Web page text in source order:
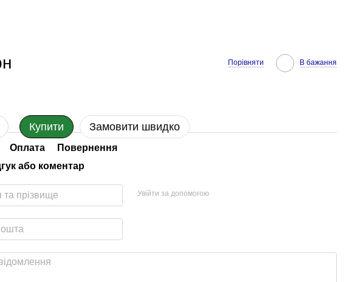
Порівняти В бажання
Купити Замовити швидко
Оплата
Повернення
або коментар
Увійти за допомогою